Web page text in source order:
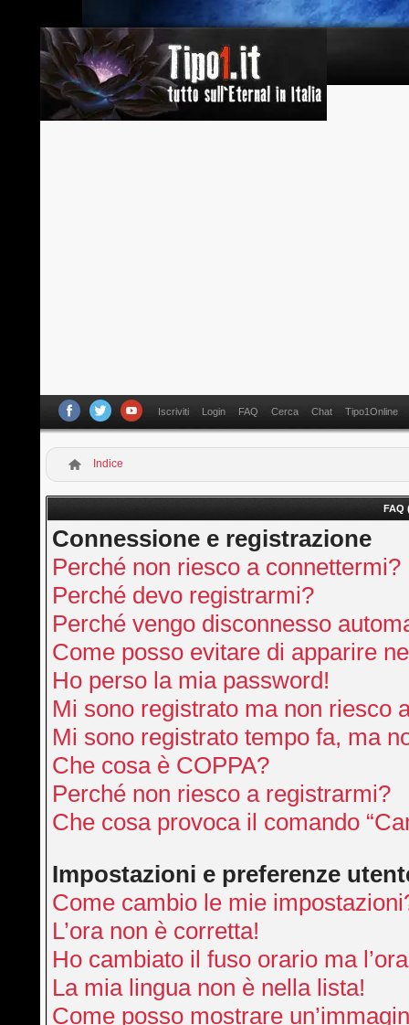
Iscriviti Login FAQ Cerca Chat Tipo1Online
Indice
FAQ
Connessione e registrazione
Perché non riesco a connettermi?
Perché devo registrarmi?
Perché vengo disconnesso
Come posso evitare di apparire
Ho perso la mia password!
Mi sono registrato ma non riesco
Mi sono registrato tempo fa, ma
Che cosa è COPPA?
Perché non riesco a registrarmi?
Che cosa provoca il comando
Impostazioni e preferenze
Come cambio le mie
L’ora non è corretta!
Ho cambiato il fuso orario ma
La mia lingua non è nella lista!
Come posso mostrare